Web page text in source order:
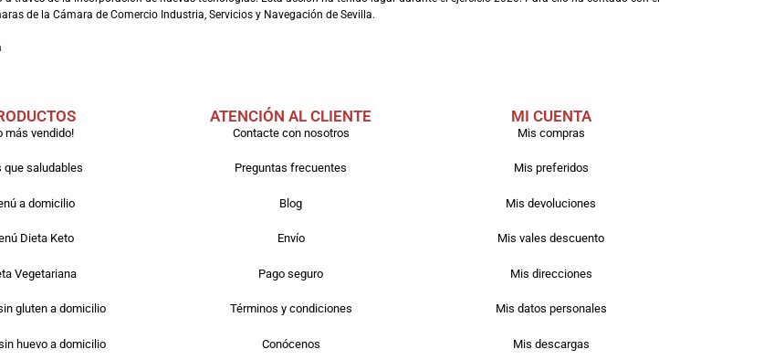
de la Cámara de Comercio Industria, Servicios y Navegación de Sevilla.
más vendido!
que saludables
a domicilio
Dieta Keto
Vegetariana
gluten a domicilio
huevo a domicilio
ATENCIÓN AL CLIENTE
Contacte con nosotros
Preguntas frecuentes
Blog
Envío
Pago seguro
Términos y condiciones
Conócenos
MI CUENTA
Mis compras
Mis preferidos
Mis devoluciones
Mis vales descuento
Mis direcciones
Mis datos personales
Mis descargas